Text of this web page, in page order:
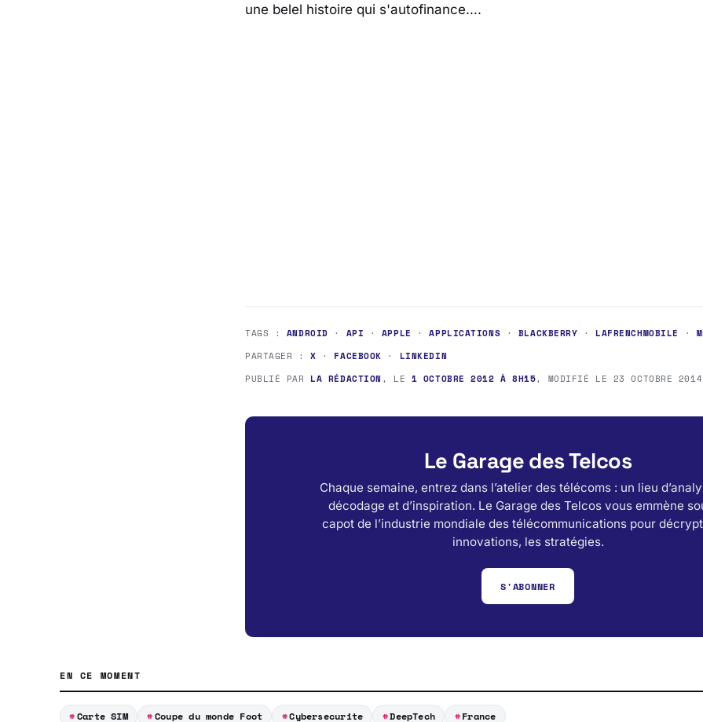
une belel histoire qui s'autofinance….
TAGS : ANDROID · API · APPLE ·APPLICATIONS · BLACKBERRY · LAFRENCHMOBILE ·
PARTAGER :X · FACEBOOK · LINKEDIN
PUBLIÉ PAR LA RÉDACTION , LE 1 OCTOBRE 2012 À 8H15, MODIFIÉ LE 23 OCTOBRE
Le Garage des Telcos
Chaque semaine, entrez dans l’atelier des télécoms : un lieu
décodage et d’inspiration. Le Garage des Telcos vous emmène
capot de l’industrie mondiale des télécommunications pour
innovations, les stratégies.
S'ABONNER
EN CE MOMENT
Carte SIM Coupe du monde Foot Cybersecurite DeepTech France